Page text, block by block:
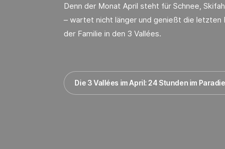
Denn der Monat April steht für Schnee,
– wartet nicht länger und genießt die
der Familie in den 3 Vallées.
Die 3 Vallées im April: 24 Stunden im